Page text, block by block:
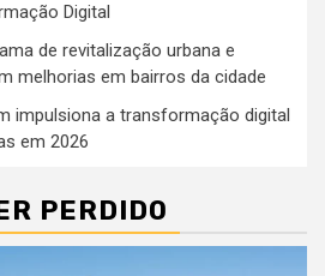
Digital
de revitalização urbana e
melhorias em bairros da cidade
impulsiona a transformação digital
em 2026
PERDIDO